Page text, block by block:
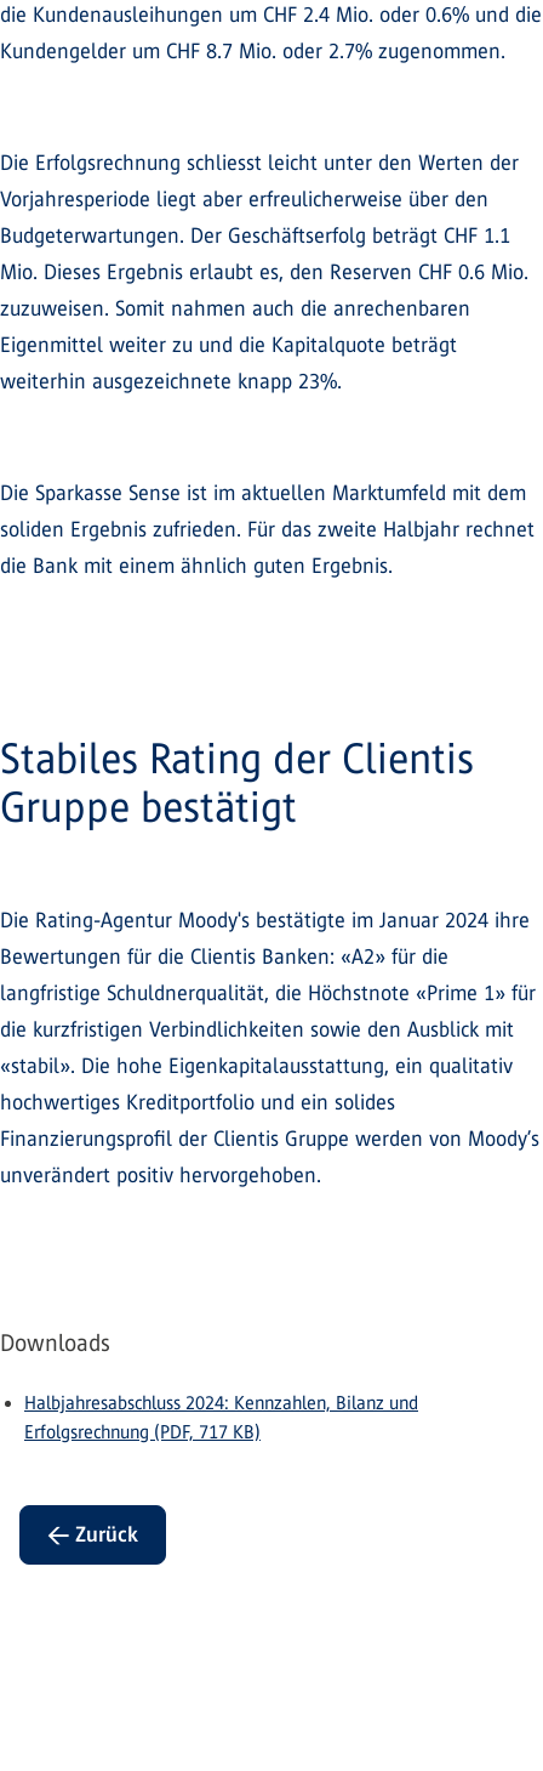
die Kundenausleihungen um CHF 2.4 Mio. oder 0.6% und die
Kundengelder um CHF 8.7 Mio. oder 2.7% zugenommen.
Die Erfolgsrechnung schliesst leicht unter den Werten der
Vorjahresperiode liegt aber erfreulicherweise über den
Budgeterwartungen. Der Geschäftserfolg beträgt CHF 1.1
Mio. Dieses Ergebnis erlaubt es, den Reserven CHF 0.6 Mio.
zuzuweisen. Somit nahmen auch die anrechenbaren
Eigenmittel weiter zu und die Kapitalquote beträgt
weiterhin ausgezeichnete knapp 23%.
Die Sparkasse Sense ist im aktuellen Marktumfeld mit dem
soliden Ergebnis zufrieden. Für das zweite Halbjahr rechnet
die Bank mit einem ähnlich guten Ergebnis.
Stabiles Rating der Clientis
Gruppe bestätigt
Die Rating-Agentur Moody's bestätigte im Januar 2024 ihre
Bewertungen für die Clientis Banken: «A2» für die
langfristige Schuldnerqualität, die Höchstnote «Prime 1» für
die kurzfristigen Verbindlichkeiten sowie den Ausblick mit
«stabil». Die hohe Eigenkapitalausstattung, ein qualitativ
hochwertiges Kreditportfolio und ein solides
Finanzierungsprofil der Clientis Gruppe werden von Moody’s
unverändert positiv hervorgehoben.
Downloads
Halbjahresabschluss 2024: Kennzahlen, Bilanz und
Erfolgsrechnung (PDF, 717 KB)
← Zurück